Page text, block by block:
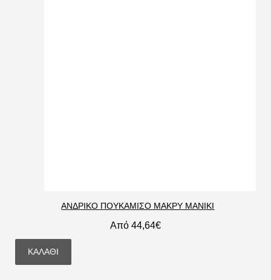
ΑΝΔΡΙΚΟ ΠΟΥΚΑΜΙΣΟ ΜΑΚΡΥ ΜΑΝΙΚΙ
Από 44,64€
ΚΑΛΆΘΙ